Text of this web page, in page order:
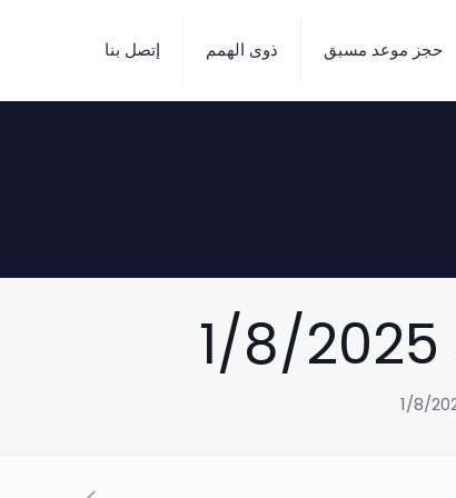
حجز موعد مسبق ذوى الهمم إتصل بنا